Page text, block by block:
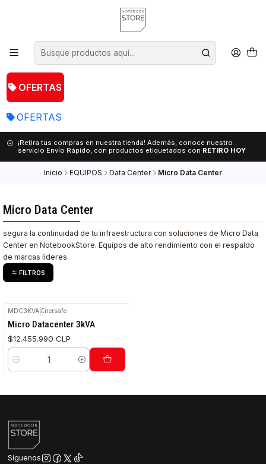
OFERTAS
OFERTAS
¡Retira tus compras en nuestra tienda! Además, conoce nuestro
servicio Envío Rápido, con productos etiquetados con RETIRO HOY
Inicio EQUIPOS Data Center Micro Data Center
Micro Data Center
segura la continuidad de tu infraestructura con soluciones de Micro Data
Center en NotebookStore. Equipos de alto rendimiento con el respaldo
de marcas líderes.
FILTROS
MDC3KVA Enersafe
Micro Datacenter 3kVA
$12.455.990 CLP
Cantidad
Síguenos